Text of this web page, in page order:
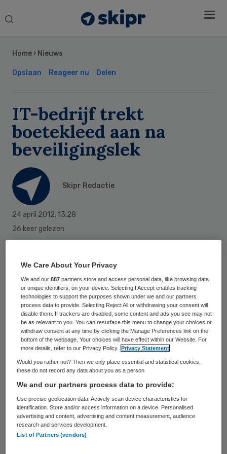
Search
Home › Nieuws
Opslaan Reageer nu Delen
IT-bedrijf trekt
boetekleed aan na
beveiligingslek
Skipr Redactie
24 april 2012, 13:28
26 keer gelezen
was beveiligd. In een brief bevestigt VCD
dat derden op “eenvoudige wijze toegang
konden krijgen tot informatie aangaande
verzuimdossiers van medewerkers”.
De brief is terug te vinden op de site van
tv-programma Zembla, dat afgelopen week
een uitzending wijdde aan de
beveiligingsproblemen bij Humannet.
Hierdoor lagenmedische en persoonlijke
gegevensvan 300 duizend werknemers van
Sidebar
We Care About Your Privacy
We and our887 partners store and access personal data, like browsing data
or unique identifiers, on your device. Selecting I Accept enables tracking
technologies to support the purposes shown under we and our partners
process data to provide. Selecting Reject All or withdrawing your consent will
disable them. If trackers are disabled, some content and ads you see may not
be as relevant to you. You can resurface this menu to change your choices or
withdraw consent at any time by clicking the Manage Preferences link on the
bottom of the webpage. Your choices will have effect within our Website. For
more details, refer to our Privacy Policy.
Privacy Statement
Would you rather not? Then we only place essential and statistical cookies,
these do not record any data about you as a person
We and our partners process data to provide:
Use precise geolocation data. Actively scan device characteristics for
identification. Store and/or access information on a device. Personalised
advertising and content, advertising and content measurement, audience
research and services development.
List of Partners (vendors)